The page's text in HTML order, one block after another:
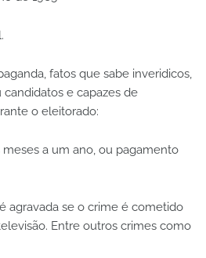
fatos que sabe inveridicos,
e capazes de
o eleitorado:
a um ano, ou pagamento
agravada se o crime é cometido
Entre outros crimes como